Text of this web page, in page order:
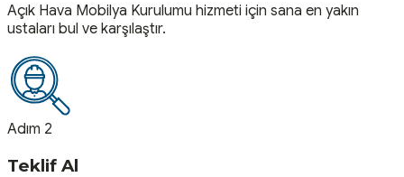
Açık Hava Mobilya Kurulumu hizmeti için sana en yakın
ustaları bul ve karşılaştır.
Adım 2
Teklif Al